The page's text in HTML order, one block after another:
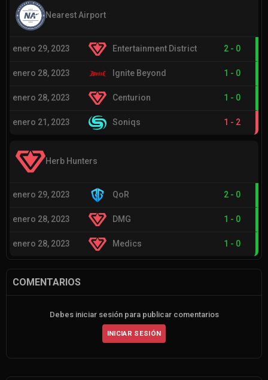
Nearest Airport
enero 29, 2023 Entertainment District 2 - 0
enero 28, 2023 Ignite Beyond 1 - 0
enero 28, 2023 Centurion 1 - 0
enero 21, 2023 Soniqs 1 - 2
Herb Hunters
enero 29, 2023 QoR 2 - 0
enero 28, 2023 DMG 1 - 0
enero 28, 2023 Medics 1 - 0
COMENTARIOS
Debes iniciar sesión para publicar comentarios
INICIAR SESIÓN